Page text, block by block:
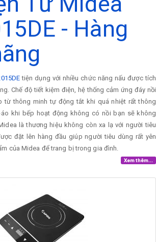
- Hàng
tiện dụng với nhiều chức năng nấu được tích
Chế độ tiết kiệm điện, hệ thống cảm ứng đáy nồi
từ thông minh tự động tắt khi quá nhiệt rẩt thông
khi bếp hoạt động không có nồi bạn sẽ không
là thương hiệu không còn xa lạ với người tiêu
đặt lên hàng đầu giúp người tiêu dùng rất yên
của Midea để trang bị trong gia đình.
Xem thêm...